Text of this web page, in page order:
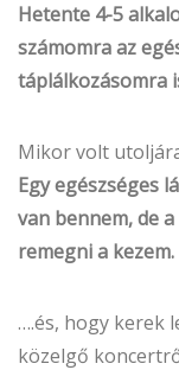
Hetente 4-5
számomra az
táplálkozásomra
Mikor volt
Egy egészséges
van bennem, de
remegni a kezem.
….és, hogy kerek
közelgő